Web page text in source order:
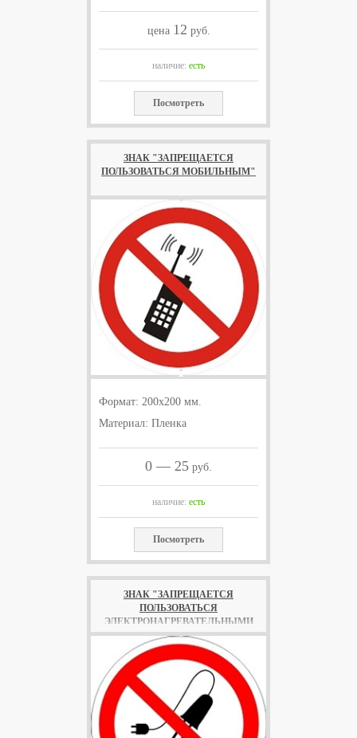
цена 12 руб.
наличие: есть
Посмотреть
ЗНАК "ЗАПРЕЩАЕТСЯ
ПОЛЬЗОВАТЬСЯ МОБИЛЬНЫМ"
Формат: 200х200 мм.
Материал: Пленка
0 — 25 руб.
наличие: есть
Посмотреть
ЗНАК "ЗАПРЕЩАЕТСЯ
ПОЛЬЗОВАТЬСЯ
ЭЛЕКТРОНАГРЕВАТЕЛЬНЫМИ
ПРИБОРАМИ"